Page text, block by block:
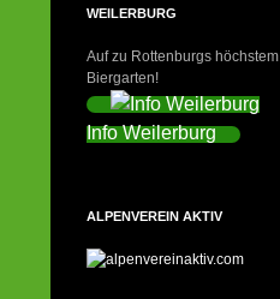
WEILERBURG
Auf zu Rottenburgs höchstem
Biergarten!
Info Weilerburg
ALPENVEREIN AKTIV